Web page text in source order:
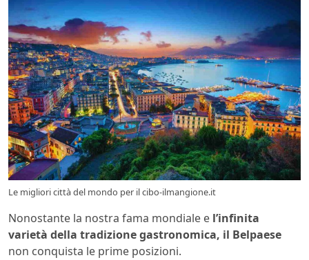
Le migliori città del mondo per il cibo-ilmangione.it
Nonostante la nostra fama mondiale e l’infinita
varietà della tradizione gastronomica, il Belpaese
non conquista le prime posizioni.